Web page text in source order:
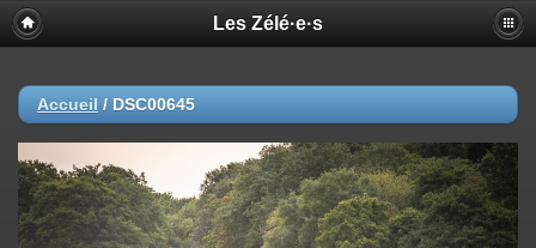
Les Zélé·e·s
Accueil / DSC00645